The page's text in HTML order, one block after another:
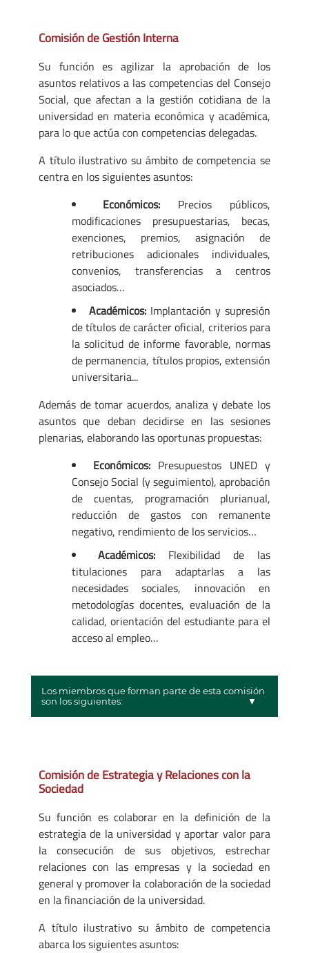
Comisión de Gestión Interna
Su función es agilizar la aprobación de los
asuntos relativos a las competencias del Consejo
Social, que afectan a la gestión cotidiana de la
universidad en materia económica y académica,
para lo que actúa con competencias delegadas.
A título ilustrativo su ámbito de competencia se
centra en los siguientes asuntos:
Económicos: Precios públicos,
modificaciones presupuestarias, becas,
exenciones, premios, asignación de
retribuciones adicionales individuales,
convenios, transferencias a centros
asociados…
Académicos: Implantación y supresión
de títulos de carácter oficial, criterios para
la solicitud de informe favorable, normas
de permanencia, títulos propios, extensión
universitaria...
Además de tomar acuerdos, analiza y debate los
asuntos que deban decidirse en las sesiones
plenarias, elaborando las oportunas propuestas:
Económicos:Presupuestos UNED y
Consejo Social (y seguimiento), aprobación
de cuentas, programación plurianual,
reducción de gastos con remanente
negativo, rendimiento de los servicios…
Académicos: Flexibilidad de las
titulaciones para adaptarlas a las
necesidades sociales, innovación en
metodologías docentes, evaluación de la
calidad, orientación del estudiante para el
acceso al empleo…
Los miembros que forman parte de esta comisión
son los siguientes:
Comisión de Estrategia y Relaciones con la
Sociedad
Su función es colaborar en la definición de la
estrategia de la universidad y aportar valor para
la consecución de sus objetivos, estrechar
relaciones con las empresas y la sociedad en
general y promover la colaboración de la sociedad
en la financiación de la universidad.
A título ilustrativo su ámbito de competencia
abarca los siguientes asuntos: